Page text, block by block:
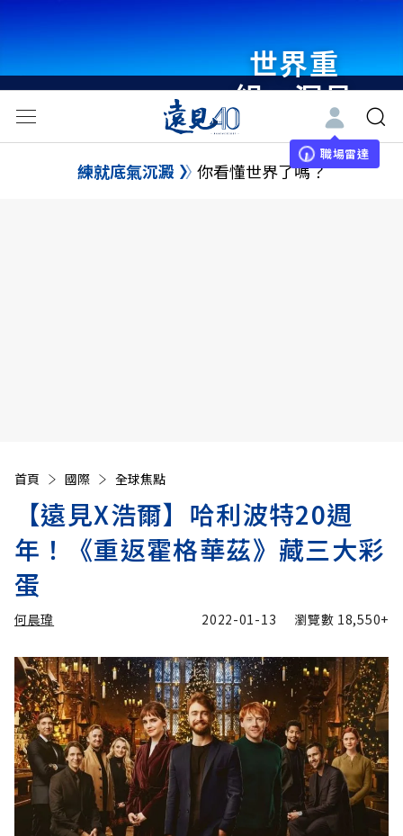
世界重
組・洞見
未來 與
世界領袖
職場雷達
練就底氣沉澱 你看懂世界了嗎？
首頁 國際 全球焦點
【遠見X浩爾】哈利波特20週
年！《重返霍格華茲》藏三大彩
蛋
何晨瑋 2022-01-13 瀏覽數 18,550+